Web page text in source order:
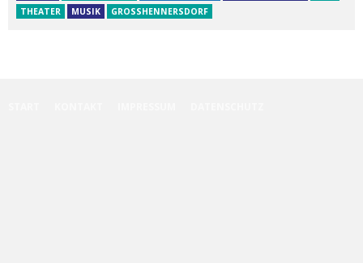
THEATER
MUSIK GROSSHENNERSDORF